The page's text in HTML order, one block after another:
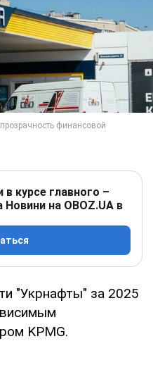
курсе главного –
на OBOZ.UA в
"Укрнафты" за 2025
KPMG.